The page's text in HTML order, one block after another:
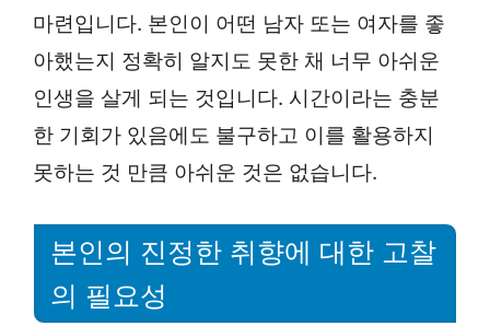
마련입니다. 본인이 어떤 남자 또는 여자를 좋
아했는지 정확히 알지도 못한 채 너무 아쉬운
인생을 살게 되는 것입니다. 시간이라는 충분
한 기회가 있음에도 불구하고 이를 활용하지
못하는 것 만큼 아쉬운 것은 없습니다.
본인의 진정한 취향에 대한 고찰
의 필요성